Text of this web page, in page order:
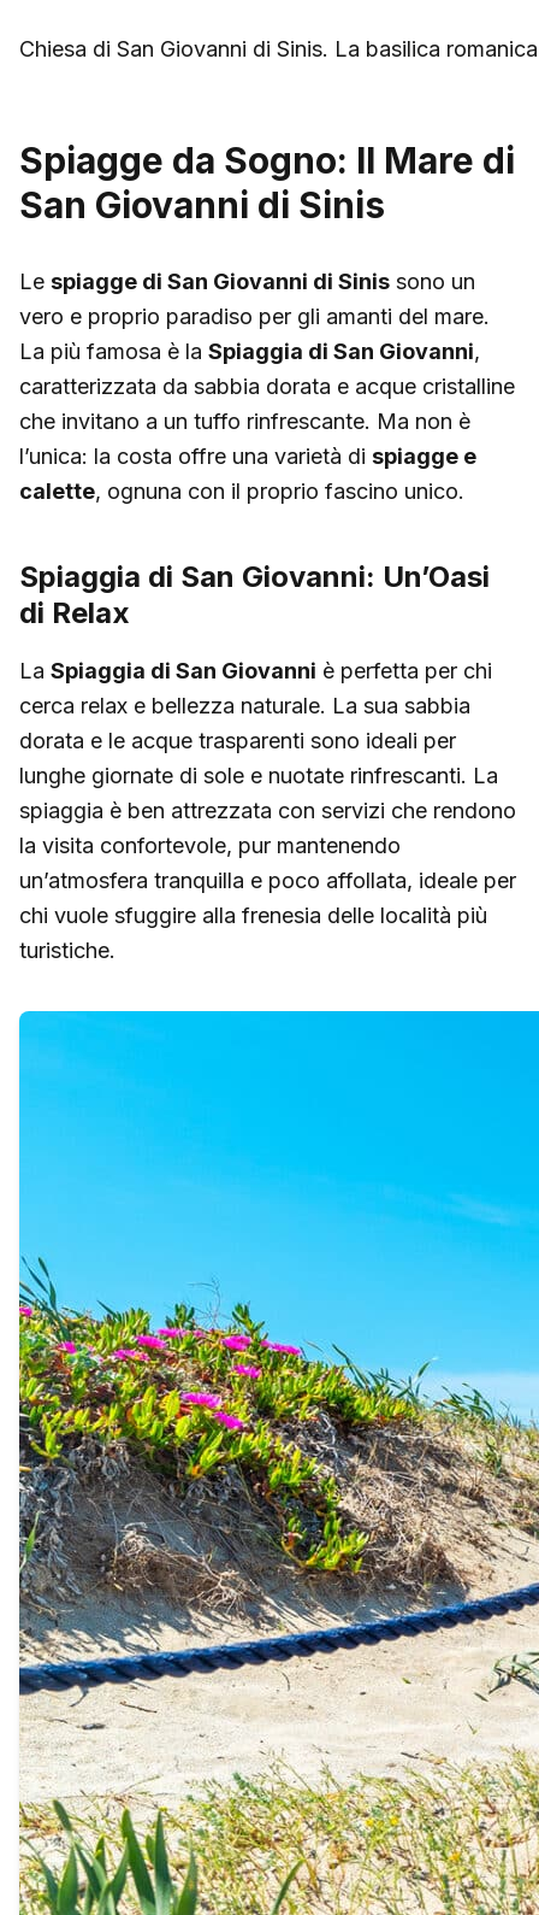
Chiesa di San Giovanni di Sinis. La basilica
Spiagge da Sogno: Il Mare di
San Giovanni di Sinis
Le spiagge di San Giovanni di Sinis sono un
vero e proprio paradiso per gli amanti del mare.
La più famosa è la Spiaggia di San Giovanni,
caratterizzata da sabbia dorata e acque cristalline
che invitano a un tuffo rinfrescante. Ma non è
l’unica: la costa offre una varietà di spiagge e
calette, ognuna con il proprio fascino unico.
Spiaggia di San Giovanni: Un’Oasi
di Relax
La Spiaggia di San Giovanni è perfetta per chi
cerca relax e bellezza naturale. La sua sabbia
dorata e le acque trasparenti sono ideali per
lunghe giornate di sole e nuotate rinfrescanti. La
spiaggia è ben attrezzata con servizi che rendono
la visita confortevole, pur mantenendo
un’atmosfera tranquilla e poco affollata, ideale per
chi vuole sfuggire alla frenesia delle località più
turistiche.